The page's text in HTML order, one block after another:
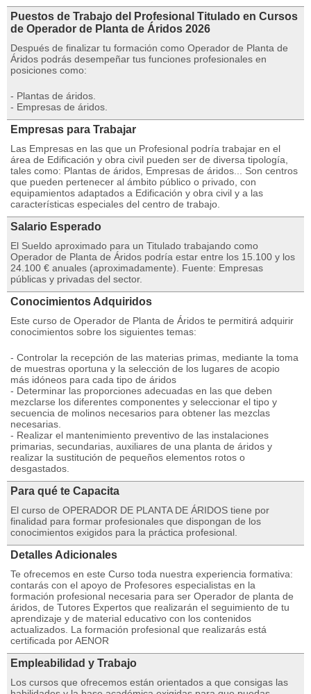
Puestos de Trabajo del Profesional Titulado en Cursos
de Operador de Planta de Áridos 2026
Después de finalizar tu formación como Operador de Planta de
Áridos podrás desempeñar tus funciones profesionales en
posiciones como:
- Plantas de áridos.
- Empresas de áridos.
Empresas para Trabajar
Las Empresas en las que un Profesional podría trabajar en el
área de Edificación y obra civil pueden ser de diversa tipología,
tales como: Plantas de áridos, Empresas de áridos... Son centros
que pueden pertenecer al ámbito público o privado, con
equipamientos adaptados a Edificación y obra civil y a las
características especiales del centro de trabajo.
Salario Esperado
El Sueldo aproximado para un Titulado trabajando como
Operador de Planta de Áridos podría estar entre los 15.100 y los
24.100 € anuales (aproximadamente). Fuente: Empresas
públicas y privadas del sector.
Conocimientos Adquiridos
Este curso de Operador de Planta de Áridos te permitirá adquirir
conocimientos sobre los siguientes temas:
- Controlar la recepción de las materias primas, mediante la toma
de muestras oportuna y la selección de los lugares de acopio
más idóneos para cada tipo de áridos
- Determinar las proporciones adecuadas en las que deben
mezclarse los diferentes componentes y seleccionar el tipo y
secuencia de molinos necesarios para obtener las mezclas
necesarias.
- Realizar el mantenimiento preventivo de las instalaciones
primarias, secundarias, auxiliares de una planta de áridos y
realizar la sustitución de pequeños elementos rotos o
desgastados.
Para qué te Capacita
El curso de OPERADOR DE PLANTA DE ÁRIDOS tiene por
finalidad para formar profesionales que dispongan de los
conocimientos exigidos para la práctica profesional.
Detalles Adicionales
Te ofrecemos en este Curso toda nuestra experiencia formativa:
contarás con el apoyo de Profesores especialistas en la
formación profesional necesaria para ser Operador de planta de
áridos, de Tutores Expertos que realizarán el seguimiento de tu
aprendizaje y de material educativo con los contenidos
actualizados. La formación profesional que realizarás está
certificada por AENOR
Empleabilidad y Trabajo
Los cursos que ofrecemos están orientados a que consigas las